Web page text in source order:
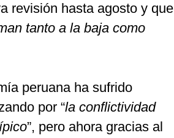
revisión hasta agosto y que
tanto a la baja como
peruana ha sufrido
por “la conflictividad
”, pero ahora gracias al